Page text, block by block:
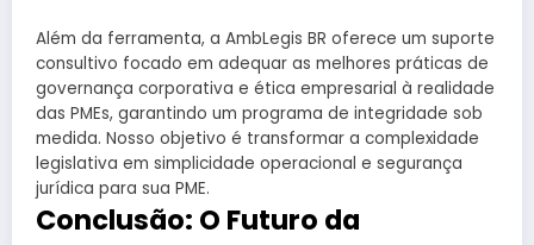
Além da ferramenta, a AmbLegis BR oferece um suporte
consultivo focado em adequar as melhores práticas de
governança corporativa e ética empresarial à realidade
das PMEs, garantindo um programa de integridade sob
medida. Nosso objetivo é transformar a complexidade
legislativa em simplicidade operacional e segurança
jurídica para sua PME.
Conclusão: O Futuro da